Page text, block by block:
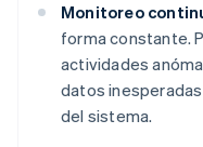
Monitoreo
forma constante.
actividades
datos
del sistema.